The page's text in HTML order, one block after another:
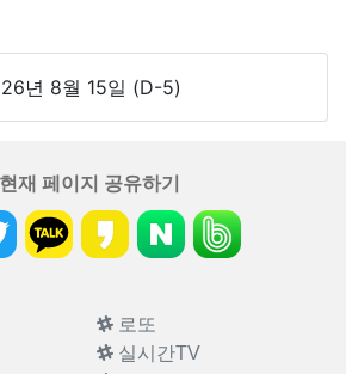
년 8월 15일 (D-5)
현재 페이지 공유하기
로또
실시간TV